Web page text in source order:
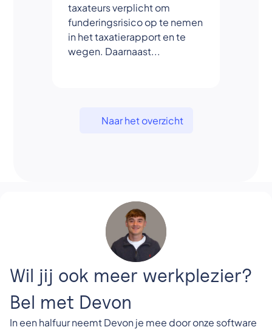
taxateurs verplicht om
funderingsrisico op te nemen
in het taxatierapport en te
wegen. Daarnaast...
Naar het overzicht
Wil jij ook meer werkplezier?
Bel met Devon
In een halfuur neemt Devon je mee door onze software